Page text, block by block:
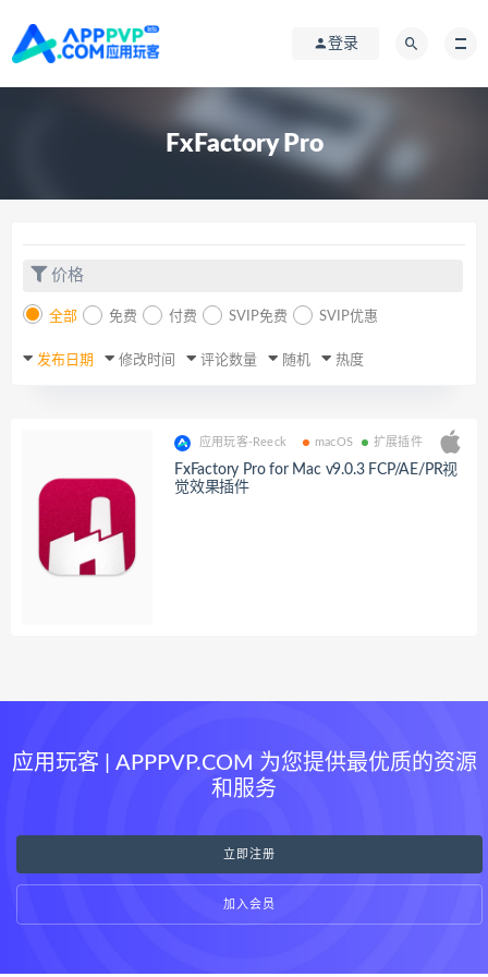
登录
FxFactory Pro
价格
全部 免费 付费 SVIP免费 SVIP优惠
发布日期 修改时间 评论数量 随机 热度
应用玩客-Reeck macOS 扩展插件
FxFactory Pro for Mac v9.0.3 FCP/AE/PR视
觉效果插件
应用玩客 | APPPVP.COM 为您提供最优质的资源
和服务
立即注册
加入会员